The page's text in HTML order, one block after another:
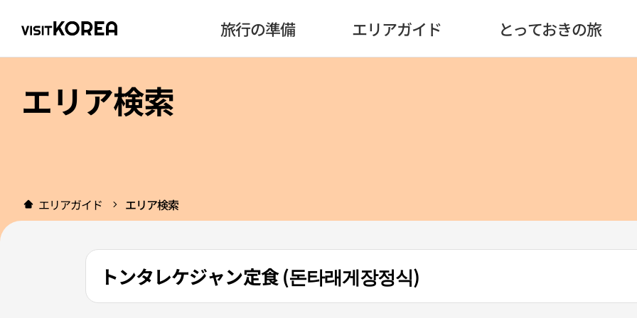
旅行の準備 エリアガイド とっておきの旅
エリア検索
エリアガイド エリア検索
トンタレケジャン定食 (돈타래게장정식)